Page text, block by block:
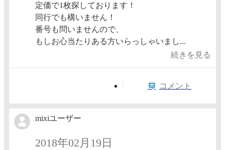
定価で1枚探しております！
同行でも構いません！
番号も問いませんので、
もしお心当たりある方いらっしゃいまし...
続きを見る
コメント
mixiユーザー
2018年02月19日